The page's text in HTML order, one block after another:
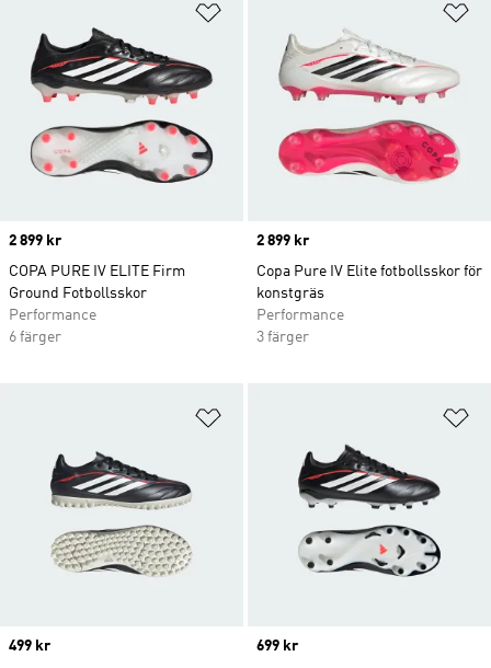
Price
2 899 kr
COPA PURE IV ELITE Firm
Ground Fotbollsskor
Performance
6 färger
Price
2 899 kr
Copa Pure IV Elite fotbollsskor för
konstgräs
Performance
3 färger
Price
499 kr
Price
699 kr